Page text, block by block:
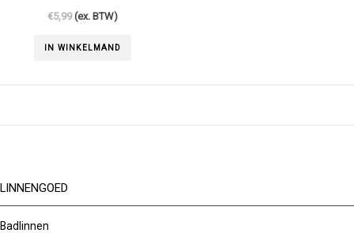
€5,99(ex. BTW)
IN WINKELMAND
LINNENGOED
Badlinnen